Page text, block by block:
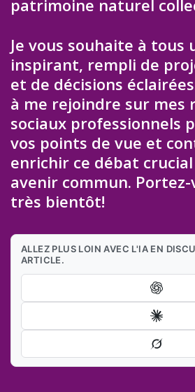
patrimoine naturel
Je vous souhaite à tous
inspirant, rempli de
et de décisions
à me rejoindre sur mes
sociaux professionnels
vos points de vue et
enrichir ce débat
avenir commun.
très bientôt!
ALLEZ PLUS LOIN AVEC L'IA EN
ARTICLE.